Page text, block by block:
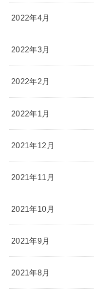
2022年4月
2022年3月
2022年2月
2022年1月
2021年12月
2021年11月
2021年10月
2021年9月
2021年8月